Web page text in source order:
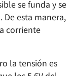
se funda y se
esta manera,
corriente
la tensión es